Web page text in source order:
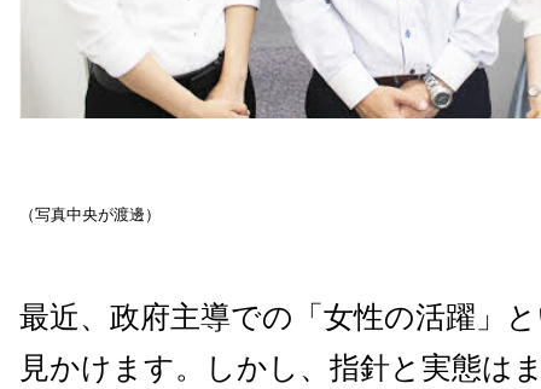
（写真中央が渡邊 ）
最近、政府主導での「女性の活躍」
見かけます。
しかし、指針と実態は